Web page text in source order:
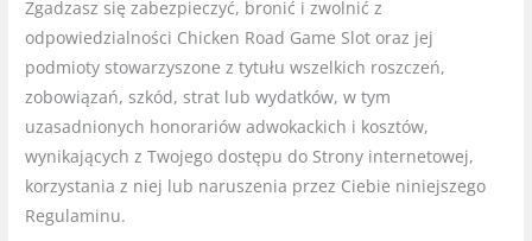
Zgadzasz się zabezpieczyć, bronić i zwolnić z
odpowiedzialności Chicken Road Game Slot oraz jej
podmioty stowarzyszone z tytułu wszelkich roszczeń,
zobowiązań, szkód, strat lub wydatków, w tym
uzasadnionych honorariów adwokackich i kosztów,
wynikających z Twojego dostępu do Strony internetowej,
korzystania z niej lub naruszenia przez Ciebie niniejszego
Regulaminu.